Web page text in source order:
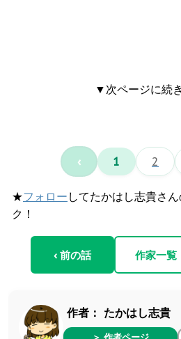
▼次ページに続
‹ 1 2
★フォロー してたかはし志貴さ
ク！
‹ 前の話 作家一覧
作者： たかはし志貴